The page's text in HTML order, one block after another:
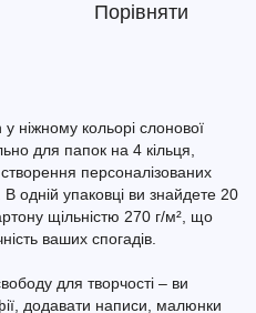
Порівняти
ніжному кольорі слонової
для папок на 4 кільця,
персоналізованих
одній упаковці ви знайдете 20
щільністю 270 г/м², що
ваших спогадів.
для творчості – ви
додавати написи, малюнки